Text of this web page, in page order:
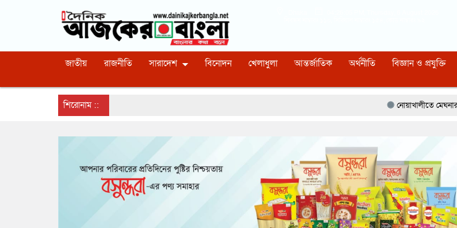
জাতীয় রাজনীতি সারাদেশ বিনোদন খেলাধুলা আন্তর্জাতিক অর্থনীতি বিজ্ঞান ও প্রযুক্তি
শিরোনাম :: নোয়াখালীতে মেঘনার ভাঙনরোধে জিও